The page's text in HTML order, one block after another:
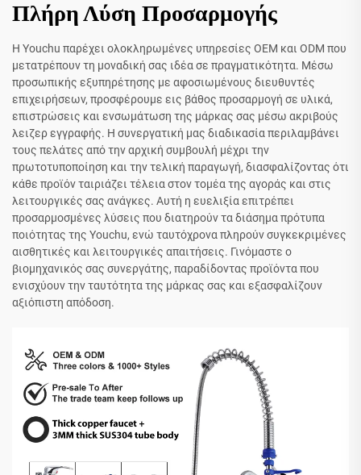
Πλήρη Λύση Προσαρμογής
Η Youchu παρέχει ολοκληρωμένες υπηρεσίες OEM και ODM που
μετατρέπουν τη μοναδική σας ιδέα σε πραγματικότητα. Μέσω
προσωπικής εξυπηρέτησης με αφοσιωμένους διευθυντές
επιχειρήσεων, προσφέρουμε εις βάθος προσαρμογή σε υλικά,
επιστρώσεις και ενσωμάτωση της μάρκας σας μέσω ακριβούς
λειζερ εγγραφής. Η συνεργατική μας διαδικασία περιλαμβάνει
τους πελάτες από την αρχική συμβουλή μέχρι την
πρωτοτυποποίηση και την τελική παραγωγή, διασφαλίζοντας ότι
κάθε προϊόν ταιριάζει τέλεια στον τομέα της αγοράς και στις
λειτουργικές σας ανάγκες. Αυτή η ευελιξία επιτρέπει
προσαρμοσμένες λύσεις που διατηρούν τα διάσημα πρότυπα
ποιότητας της Youchu, ενώ ταυτόχρονα πληρούν συγκεκριμένες
αισθητικές και λειτουργικές απαιτήσεις. Γινόμαστε ο
βιομηχανικός σας συνεργάτης, παραδίδοντας προϊόντα που
ενισχύουν την ταυτότητα της μάρκας σας και εξασφαλίζουν
αξιόπιστη απόδοση.